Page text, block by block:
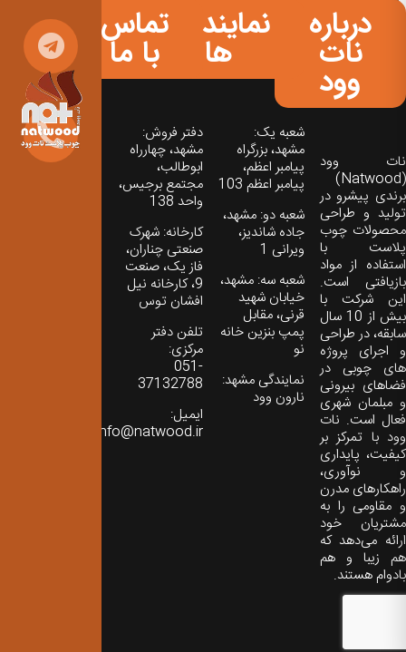
درباره
نات
وود
نات‌ وود
(Natwood)
برندی پیشرو در
تولید و طراحی
محصولات چوب
پلاست با
استفاده از مواد
بازیافتی است.
این شرکت با
بیش از 10 سال
سابقه، در طراحی
و اجرای پروژه
های چوبی در
فضاهای بیرونی
و مبلمان شهری
فعال است. نات
وود با تمرکز بر
کیفیت، پایداری
و نوآوری،
راهکارهای مدرن
و مقاومی را به
مشتریان خود
ارائه می‌دهد که
هم زیبا و هم
بادوام هستند.
نمایندگی
ها
شعبه یک:
مشهد، بزرگراه
پیامبر اعظم،
پیامبر اعظم 103
شعبه دو: مشهد،
جاده شاندیز،
ویرانی 1
شعبه سه: مشهد،
خیابان شهید
قرنی، مقابل
پمپ بنزین خانه
نو
نمایندگی مشهد:
نارون وود
تماس
با ما
دفتر فروش:
مشهد، چهارراه
ابوطالب،
مجتمع برجیس،
واحد 138
کارخانه: شهرک
صنعتی چناران،
فاز یک، صنعت
9، کارخانه نیل
افشان توس
تلفن دفتر
مرکزی:
051-
37132788
ایمیل:
info@natwood.ir